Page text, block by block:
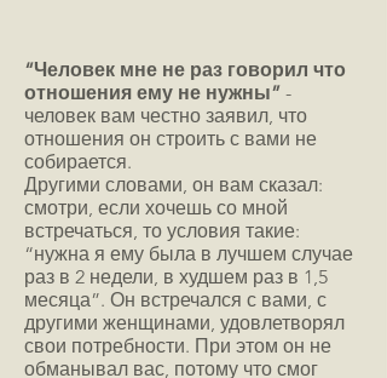
“Человек мне не раз говорил что
отношения ему не нужны” -
человек вам честно заявил, что
отношения он строить с вами не
собирается.
Другими словами, он вам сказал:
смотри, если хочешь со мной
встречаться, то условия такие:
“нужна я ему была в лучшем случае
раз в 2 недели, в худшем раз в 1,5
месяца”. Он встречался с вами, с
другими женщинами, удовлетворял
свои потребности. При этом он не
обманывал вас, потому что смог